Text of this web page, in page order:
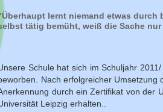
lernt niemand etwas
tätig bemüht, weiß die Sache
Schule hat sich im Schuljahr
Nach erfolgreicher
durch ein Zertifikat von der
Leipzig erhalten..